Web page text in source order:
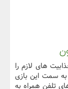
های لازم را
سمت این بازی
تلفن همراه به